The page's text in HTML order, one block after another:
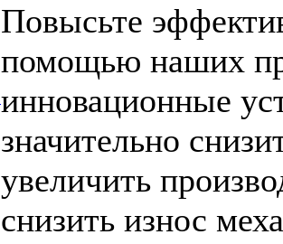
Повысьте
помощью наших
инновационные
значительно
увеличить
снизить износ